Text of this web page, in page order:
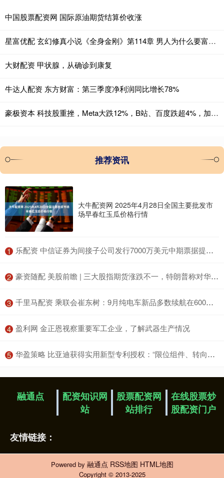
中国股票配资网 国际原油期货结算价收涨
星富优配 玄幻修真小说《全身金刚》第114章 男人为什么要富贵_达尼_业障_完家人
大财配资 甲状腺，从确诊到康复
牛达人配资 东方财富：第三季度净利润同比增长78%
豪极资本 科技股重挫，Meta大跌12%，B站、百度跌超4%，加密货币21万人爆仓
推荐资讯
大牛配资网 2025年4月28日全国主要批发市
场早春红玉瓜价格行情
1 ​乐配资 中信证券为间接子公司发行7000万美元中期票据提供担保
2 ​豪资随配 美股前瞻 | 三大股指期货涨跌不一，特朗普称对华80%关税“似乎合理”
3 ​千里马配资 乘联会崔东树：9月纯电车新品多数续航在600公里以上
4 ​盈利网 金正恩视察重要军工企业，了解武器生产情况
5 ​华盈策略 比亚迪获得实用新型专利授权：“限位组件、转向系统及车辆”
融通点
配资知识网
站
股票配资网
站排行
在线股票炒
股配资门户
友情链接：
Powered by 融通点 RSS地图 HTML地图
Copyright © 2013-2025